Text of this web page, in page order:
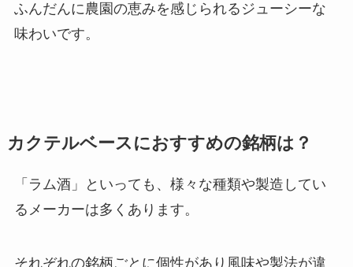
ふんだんに農園の恵みを感じられるジューシーな
味わいです。
カクテルベースにおすすめの銘柄は？
「ラム酒」といっても、様々な種類や製造してい
るメーカーは多くあります。
それぞれの銘柄ごとに個性があり風味や製法が違